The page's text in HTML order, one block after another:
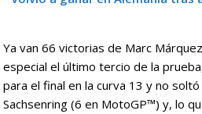
Ya van 66 victorias de Marc
especial el último tercio de la
para el final en la curva 13 y no
Sachsenring (6 en MotoGP™) y, lo